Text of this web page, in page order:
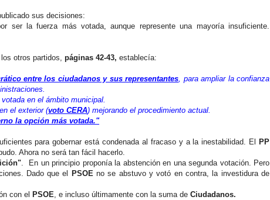
sus decisiones:
ser la fuerza más votada, aunque represente una mayoría insuficiente.
otros partidos, páginas 42-43, establecía:
entre los ciudadanos y sus representantes, para ampliar la confianza
en el ámbito municipal.
el exterior (voto CERA) mejorando el procedimiento actual.
la opción más votada."
para gobernar está condenada al fracaso y a la inestabilidad. El
PP
Ahora no será tan fácil hacerlo.
. En un principio proponía la abstención en una segunda votación. Pero
Dado que el PSOEno se abstuvo y votó en contra, la investidura de
con el PSOE, e incluso últimamente con la suma de Ciudadanos.